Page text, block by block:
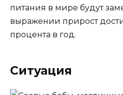
питания в мире будут
выражении прирост
процента в год.
Ситуация